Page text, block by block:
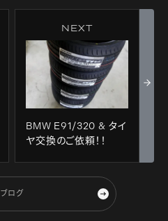
NEXT
BMW E91/320 & タイ
ヤ交換のご依頼！！
ブログ